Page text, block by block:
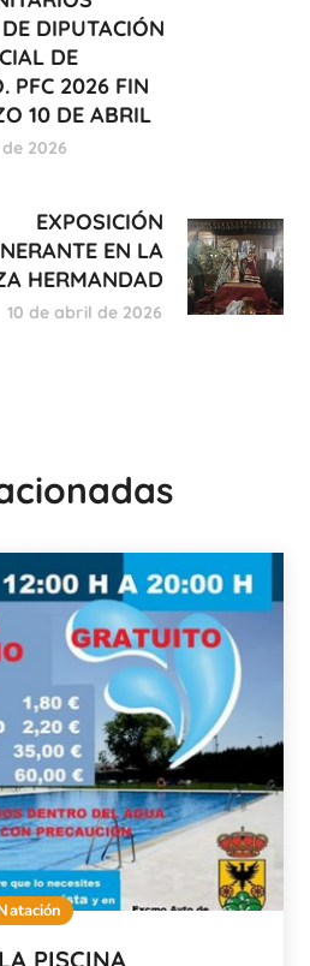
DIPUTACIÓN
DE
PFC 2026 FIN
10 DE ABRIL
2026
EXPOSICIÓN
EN LA
HERMANDAD
10 de abril de 2026
PISCINA